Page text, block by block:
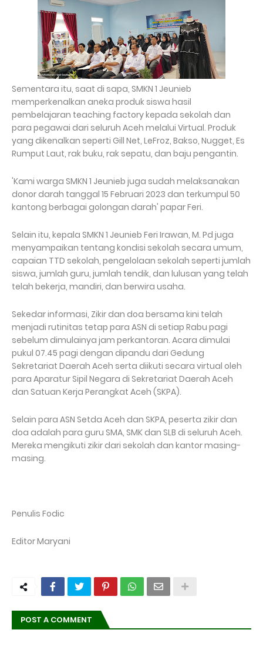
Sementara itu, saat di sapa, SMKN 1 Jeunieb
memperkenalkan aneka produk siswa hasil
pembelajaran teaching factory kepada sekolah dan
para pegawai dari seluruh Aceh melalui Virtual. Produk
yang dikenalkan seperti Gill Net, LeFroz, Bakso, Nugget, Es
Rumput Laut, rak buku, rak sepatu, dan baju pengantin.
'Kami warga SMKN 1 Jeunieb juga sudah melaksanakan
donor darah tanggal 15 Februari 2023 dan terkumpul 50
kantong berbagai golongan darah' papar Feri.
Selain itu, kepala SMKN 1 Jeunieb Feri Irawan, M. Pd juga
menyampaikan tentang kondisi sekolah secara umum,
capaian TTD sekolah, pengelolaan sekolah seperti jumlah
siswa, jumlah guru, jumlah tendik, dan lulusan yang telah
telah bekerja, mandiri, dan berwira usaha.
Sekedar informasi, Zikir dan doa bersama kini telah
menjadi rutinitas tetap para ASN di setiap Rabu pagi
sebelum dimulainya jam perkantoran. Acara dimulai
pukul 07.45 pagi dengan dipandu dari Gedung
Sekretariat Daerah Aceh serta diikuti secara virtual oleh
para Aparatur Sipil Negara di Sekretariat Daerah Aceh
dan Satuan Kerja Perangkat Aceh (SKPA).
Selain para ASN Setda Aceh dan SKPA, peserta zikir dan
doa adalah para guru SMA, SMK dan SLB di seluruh Aceh.
Mereka mengikuti zikir dari sekolah dan kantor masing-
masing.
Penulis Fodic
Editor Maryani
POST A COMMENT